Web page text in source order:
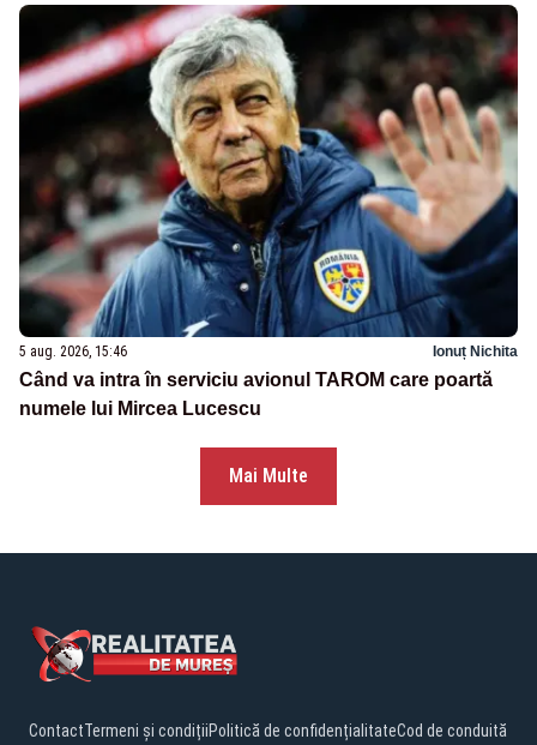
5 aug. 2026, 15:46 Ionuț Nichita
Când va intra în serviciu avionul TAROM care poartă
numele lui Mircea Lucescu
Mai Multe
ContactTermeni și condițiiPolitică de confidențialitateCod de conduită